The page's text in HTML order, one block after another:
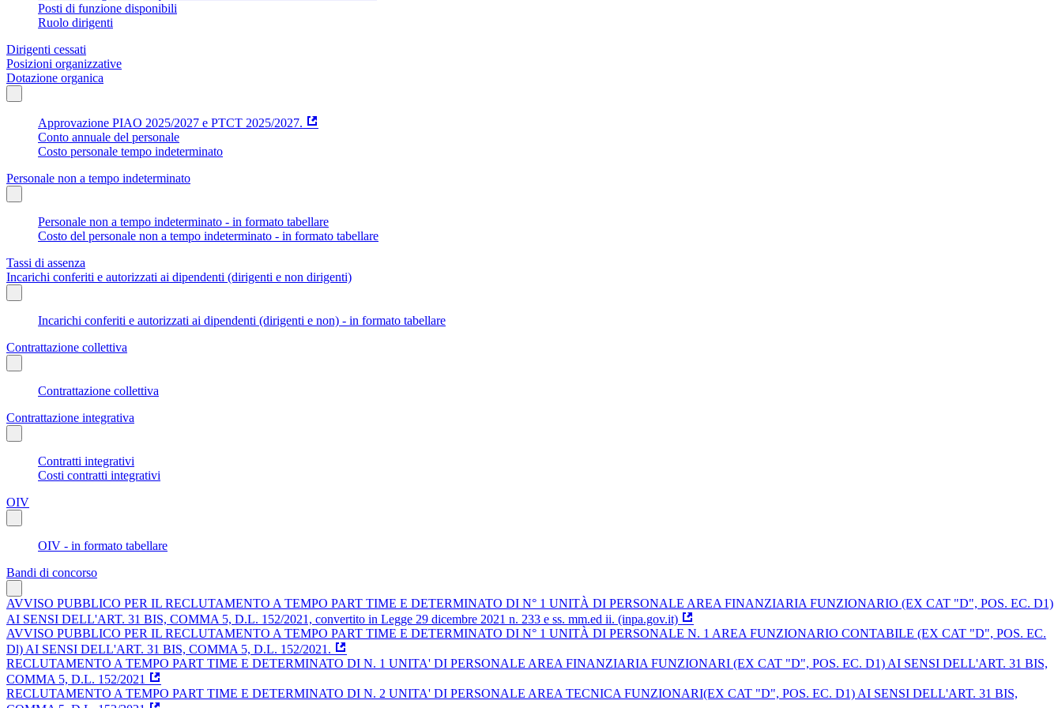
Posti di funzione disponibili
Ruolo dirigenti
Dirigenti cessati
Posizioni organizzative
Dotazione organica
Approvazione PIAO 2025/2027 e PTCT 2025/2027.
Conto annuale del personale
Costo personale tempo indeterminato
Personale non a tempo indeterminato
Personale non a tempo indeterminato - in formato tabellare
Costo del personale non a tempo indeterminato - in formato tabellare
Tassi di assenza
Incarichi conferiti e autorizzati ai dipendenti (dirigenti e non dirigenti)
Incarichi conferiti e autorizzati ai dipendenti (dirigenti e non) - in formato tabellare
Contrattazione collettiva
Contrattazione collettiva
Contrattazione integrativa
Contratti integrativi
Costi contratti integrativi
OIV
OIV - in formato tabellare
Bandi di concorso
AVVISO PUBBLICO PER IL RECLUTAMENTO A TEMPO PART TIME E DETERMINATO DI N° 1 UNITÀ DI PERSONALE AREA FINANZIARIA FUNZIONARIO (EX CAT "D", POS. EC. D1)
AI SENSI DELL'ART. 31 BIS, COMMA 5, D.L. 152/2021, convertito in Legge 29 dicembre 2021 n. 233 e ss. mm.ed ii. (inpa.gov.it)
AVVISO PUBBLICO PER IL RECLUTAMENTO A TEMPO PART TIME E DETERMINATO DI N° 1 UNITÀ DI PERSONALE N. 1 AREA FUNZIONARIO CONTABILE (EX CAT "D", POS. EC.
Dl) AI SENSI DELL'ART. 31 BIS, COMMA 5, D.L. 152/2021.
RECLUTAMENTO A TEMPO PART TIME E DETERMINATO DI N. 1 UNITA' DI PERSONALE AREA FINANZIARIA FUNZIONARI (EX CAT "D", POS. EC. D1) AI SENSI DELL'ART. 31 BIS,
COMMA 5, D.L. 152/2021
RECLUTAMENTO A TEMPO PART TIME E DETERMINATO DI N. 2 UNITA' DI PERSONALE AREA TECNICA FUNZIONARI(EX CAT "D", POS. EC. D1) AI SENSI DELL'ART. 31 BIS,